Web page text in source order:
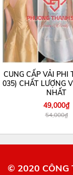
CUNG CẤP VẢI PHI
035) CHẤT LƯỢNG
NHẤT
49,000₫
54,000₫
© 2020 CÔNG